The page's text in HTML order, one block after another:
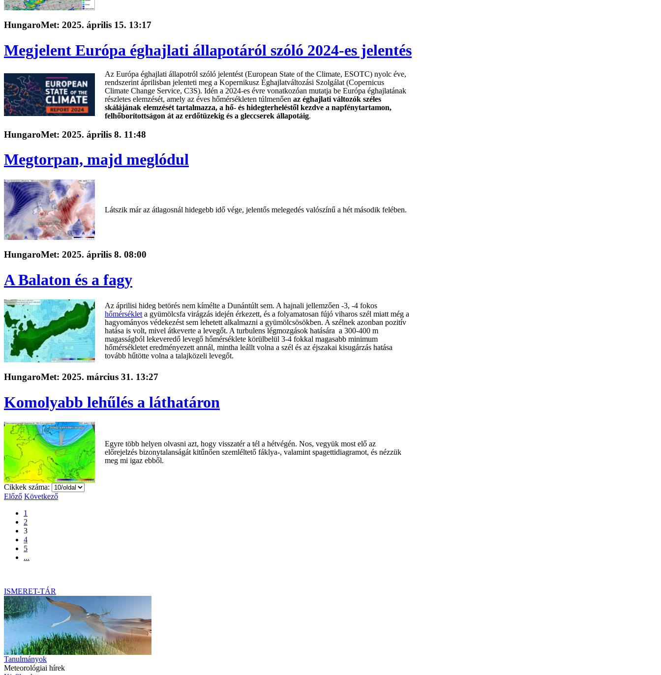
HungaroMet: 2025. április 15. 13:17
Megjelent Európa éghajlati állapotáról szóló 2024-es jelentés
Az Európa éghajlati állapotról szóló jelentést (European State of the Climate, ESOTC) nyolc éve,
rendszerint áprilisban jelenteti meg a Kopernikusz Éghajlatváltozási Szolgálat (Copernicus
Climate Change Service, C3S). Idén a 2024-es évre vonatkozóan mutatja be Európa éghajlatának
részletes elemzését, amely az éves hőmérsékleten túlmenően az éghajlati változók széles
skálájának elemzését tartalmazza, a hő- és hidegterheléstől kezdve a napfénytartamon,
felhőborítottságon át az erdőtüzekig és a gleccserek állapotáig.
HungaroMet: 2025. április 8. 11:48
Megtorpan, majd meglódul
Látszik már az átlagosnál hidegebb idő vége, jelentős melegedés valószínű a hét második felében.
HungaroMet: 2025. április 8. 08:00
A Balaton és a fagy
Az áprilisi hideg betörés nem kímélte a Dunántúlt sem. A hajnali jellemzően -3, -4 fokos
hőmérséklet a gyümölcsfa virágzás idején érkezett, és a folyamatosan fújó viharos szél miatt még a
hagyományos védekezést sem lehetett alkalmazni a gyümölcsösökben. A szélnek azonban pozitív
hatása is volt, mivel átkeverte a levegőt. A turbulens légmozgások hatására a 300-400 m
magasságból lekeveredő levegő hőmérséklete körülbelül 3-4 fokkal magasabb minimum
hőmérsékletet eredményezett annál, mintha leállt volna a szél és az éjszakai kisugárzás hatása
tovább hűtötte volna a talajközeli levegőt.
HungaroMet: 2025. március 31. 13:27
Komolyabb lehűlés a láthatáron
Egyre több helyen olvasni azt, hogy visszatér a tél a hétvégén. Nos, vegyük most elő az
előrejelzés bizonytalanságát kitűnően szemléltető fáklya-, valamint spagettidiagramot, és nézzük
meg mi igaz ebből.
Cikkek száma:
Előző Következő
1
2
3
4
5
...
ISMERET-TÁR
Tanulmányok
Meteorológiai hírek